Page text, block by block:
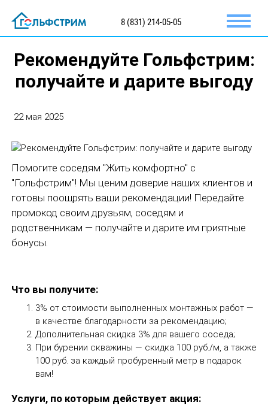
8 (831) 214-05-05
Рекомендуйте Гольфстрим:
получайте и дарите выгоду
22 мая 2025
Помогите соседям "Жить комфортно" с
"Гольфстрим"! Мы ценим доверие наших клиентов и
готовы поощрять ваши рекомендации! Передайте
промокод своим друзьям, соседям и
родственникам — получайте и дарите им приятные
бонусы.
Что вы получите:
3% от стоимости выполненных монтажных работ —
в качестве благодарности за рекомендацию;
Дополнительная скидка 3% для вашего соседа;
При бурении скважины — скидка 100 руб./м, а также
100 руб. за каждый пробуренный метр в подарок
вам!
Услуги, по которым действует акция: